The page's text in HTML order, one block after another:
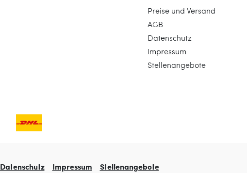
Preise und Versand
AGB
Datenschutz
Impressum
Stellenangebote
Datenschutz Impressum Stellenangebote